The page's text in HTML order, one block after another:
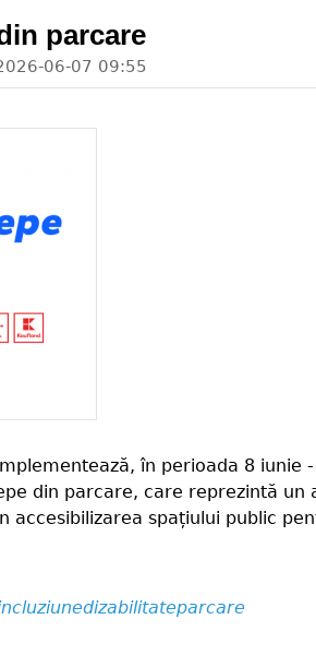
parcare
06-07 09:55
în perioada 8 iunie
din parcare, care reprezintă un
accesibilizarea spațiului public
dizabilitateparcare